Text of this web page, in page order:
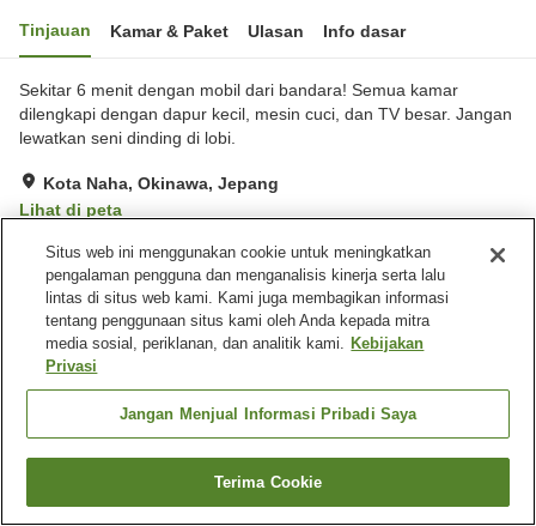
Tinjauan Kamar & Paket Ulasan Info dasar
Sekitar 6 menit dengan mobil dari bandara! Semua kamar
dilengkapi dengan dapur kecil, mesin cuci, dan TV besar. Jangan
lewatkan seni dinding di lobi.
Kota Naha, Okinawa, Jepang
Lihat di peta
Hebat Ulasan:17
Fasilitas properti
Tempat parkir Mesin penjual otomatis
Jepang Okinawa
Kota Naha
New Normal Hotel in Naminoue
Cari kamar
Situs web ini menggunakan cookie untuk meningkatkan
pengalaman pengguna dan menganalisis kinerja serta lalu
lintas di situs web kami. Kami juga membagikan informasi
tentang penggunaan situs kami oleh Anda kepada mitra
media sosial, periklanan, dan analitik kami. Kebijakan
Privasi
Jangan Menjual Informasi Pribadi Saya
Terima Cookie